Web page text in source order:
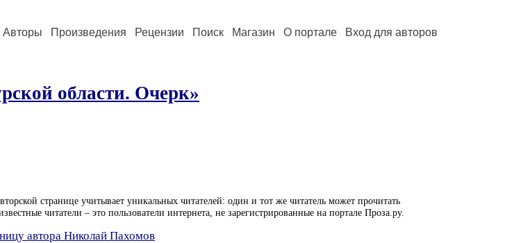
Авторы Произведения Рецензии Поиск Магазин О портале Вход для авторов
области. Очерк»
странице учитывает уникальных читателей: один и тот же читатель может прочитать
читатели – это пользователи интернета, не зарегистрированные на портале Проза.ру.
автора Николай Пахомов